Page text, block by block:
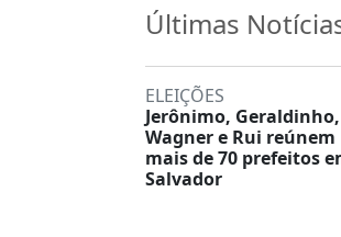
Últimas
ELEIÇÕES
Jerônimo, Geraldinho,
Wagner e Rui reúnem
mais de 70 prefeitos
Salvador